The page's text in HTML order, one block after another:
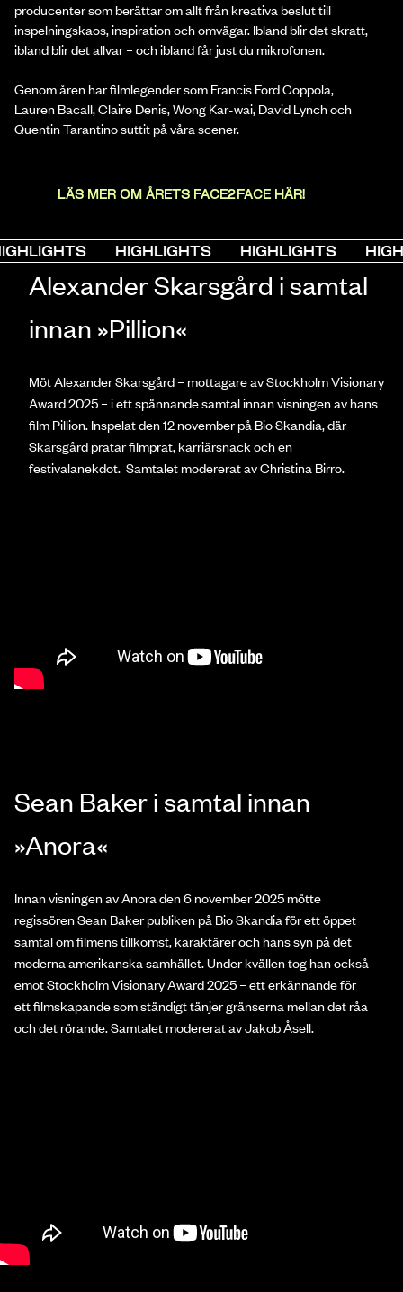
producenter som berättar om allt från kreativa beslut till
inspelningskaos, inspiration och omvägar. Ibland blir det skratt,
ibland blir det allvar – och ibland får just du mikrofonen.
Genom åren har filmlegender som Francis Ford Coppola,
Lauren Bacall, Claire Denis, Wong Kar-wai, David Lynch och
Quentin Tarantino suttit på våra scener.
LÄS MER OM ÅRETS FACE2FACE HÄR!
HIGHLIGHTS HIGHLIGHTS
Alexander Skarsgård i samtal
innan »Pillion«
Möt Alexander Skarsgård – mottagare av Stockholm Visionary
Award 2025 – i ett spännande samtal innan visningen av hans
film Pillion. Inspelat den 12 november på Bio Skandia, där
Skarsgård pratar filmprat, karriärsnack och en
festivalanekdot. Samtalet modererat av Christina Birro.
Sean Baker i samtal innan
»Anora«
Innan visningen av Anora den 6 november 2025 mötte
regissören Sean Baker publiken på Bio Skandia för ett öppet
samtal om filmens tillkomst, karaktärer och hans syn på det
moderna amerikanska samhället. Under kvällen tog han också
emot Stockholm Visionary Award 2025 – ett erkännande för
ett filmskapande som ständigt tänjer gränserna mellan det råa
och det rörande. Samtalet modererat av Jakob Åsell.